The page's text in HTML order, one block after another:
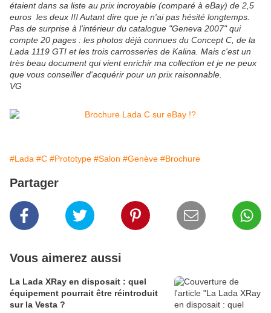
étaient dans sa liste au prix incroyable (comparé à eBay) de 2,5
euros les deux !!! Autant dire que je n'ai pas hésité longtemps.
Pas de surprise à l'intérieur du catalogue "Geneva 2007" qui
compte 20 pages : les photos déjà connues du Concept C, de la
Lada 1119 GTI et les trois carrosseries de Kalina. Mais c'est un
très beau document qui vient enrichir ma collection et je ne peux
que vous conseiller d'acquérir pour un prix raisonnable.
VG
#Lada #C #Prototype #Salon #Genève #Brochure
Partager
Vous aimerez aussi
La Lada XRay en disposait : quel
équipement pourrait être réintroduit
sur la Vesta ?